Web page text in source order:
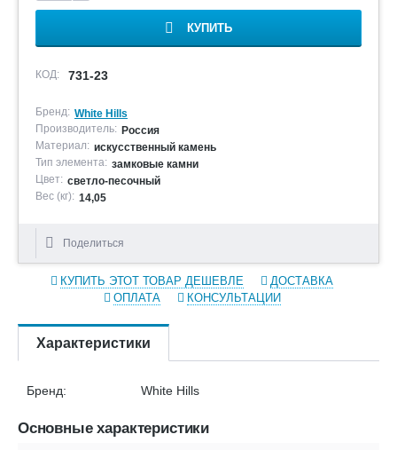
КУПИТЬ
КОД: 731-23
Бренд: White Hills
Производитель: Россия
Материал: искусственный камень
Тип элемента: замковые камни
Цвет: светло-песочный
Вес (кг): 14,05
Поделиться
КУПИТЬ ЭТОТ ТОВАР ДЕШЕВЛЕ
ДОСТАВКА
ОПЛАТА
КОНСУЛЬТАЦИИ
Характеристики
Бренд: White Hills
Основные характеристики